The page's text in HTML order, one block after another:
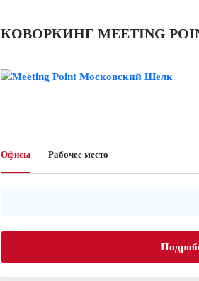
КОВОРКИНГ MEETING
Офисы Рабочее место